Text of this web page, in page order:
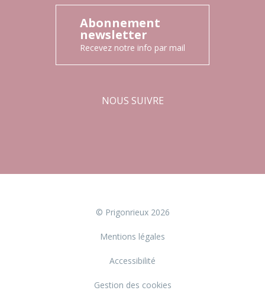
Abonnement
newsletter
Recevez notre info par mail
NOUS SUIVRE
© Prigonrieux 2026
Mentions légales
Accessibilité
Gestion des cookies